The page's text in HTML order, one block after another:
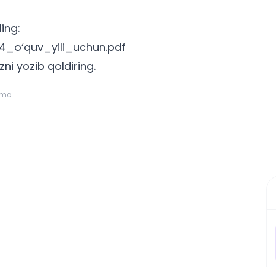
yozib qoldiring.